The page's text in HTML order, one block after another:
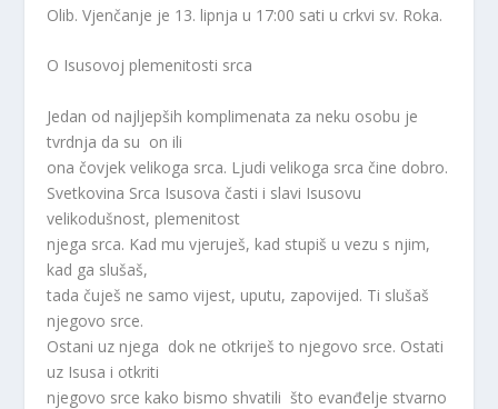
Olib. Vjenčanje je 13. lipnja u 17:00 sati u crkvi sv. Roka.
O Isusovoj plemenitosti srca
Jedan od najljepših komplimenata za neku osobu je
tvrdnja da su on ili
ona čovjek velikoga srca. Ljudi velikoga srca čine dobro.
Svetkovina Srca Isusova časti i slavi Isusovu
velikodušnost, plemenitost
njega srca. Kad mu vjeruješ, kad stupiš u vezu s njim,
kad ga slušaš,
tada čuješ ne samo vijest, uputu, zapovijed. Ti slušaš
njegovo srce.
Ostani uz njega dok ne otkriješ to njegovo srce. Ostati
uz Isusa i otkriti
njegovo srce kako bismo shvatili što evanđelje stvarno